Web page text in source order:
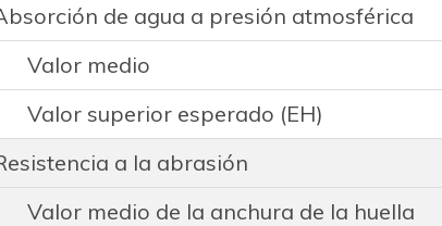
de agua a presión atmosférica
Valor medio
Valor superior esperado (EH)
a la abrasión
Valor medio de la anchura de la huella